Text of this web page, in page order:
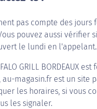
pas compte des jours
pouvez aussi vérifier
le lundi en
GRILL BORDEAUX est
au-magasin.fr est un site
les horaires, si vous
les signaler.